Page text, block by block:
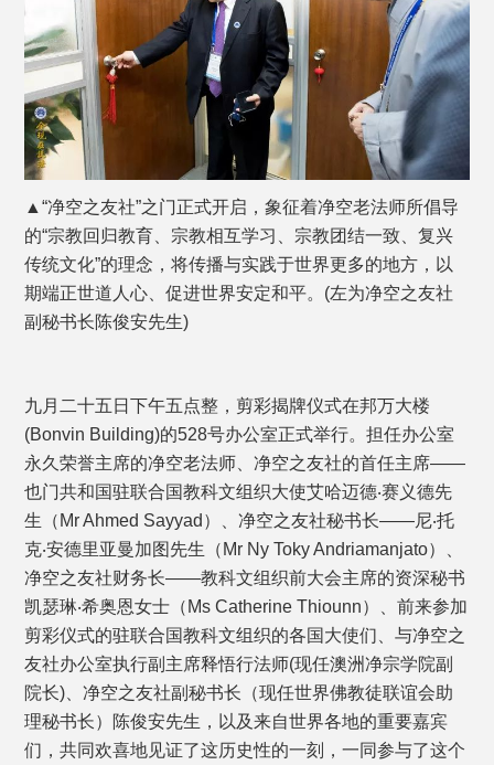
▲“净空之友社”之门正式开启，象征着净空老法师所倡导
的“宗教回归教育、宗教相互学习、宗教团结一致、复兴
传统文化”的理念，将传播与实践于世界更多的地方，以
期端正世道人心、促进世界安定和平。(左为净空之友社
副秘书长陈俊安先生)
九月二十五日下午五点整，剪彩揭牌仪式在邦万大楼
(Bonvin Building)的528号办公室正式举行。担任办公室
永久荣誉主席的净空老法师、净空之友社的首任主席——
也门共和国驻联合国教科文组织大使艾哈迈德‧赛义德先
生（Mr Ahmed Sayyad）、净空之友社秘书长——尼‧托
克‧安德里亚曼加图先生（Mr Ny Toky Andriamanjato）、
净空之友社财务长——教科文组织前大会主席的资深秘书
凯瑟琳‧希奥恩女士（Ms Catherine Thiounn）、前来参加
剪彩仪式的驻联合国教科文组织的各国大使们、与净空之
友社办公室执行副主席释悟行法师(现任澳洲净宗学院副
院长)、净空之友社副秘书长（现任世界佛教徒联谊会助
理秘书长）陈俊安先生，以及来自世界各地的重要嘉宾
们，共同欢喜地见证了这历史性的一刻，一同参与了这个